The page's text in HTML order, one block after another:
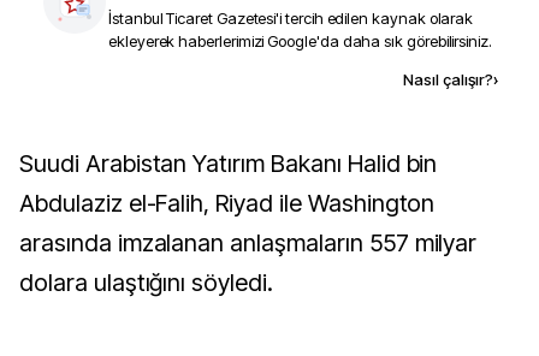
İstanbul Ticaret Gazetesi'i tercih edilen kaynak olarak
ekleyerek haberlerimizi Google'da daha sık görebilirsiniz.
Nasıl çalışır?›
Suudi Arabistan Yatırım Bakanı Halid bin
Abdulaziz el-Falih, Riyad ile Washington
arasında imzalanan anlaşmaların 557 milyar
dolara ulaştığını söyledi.